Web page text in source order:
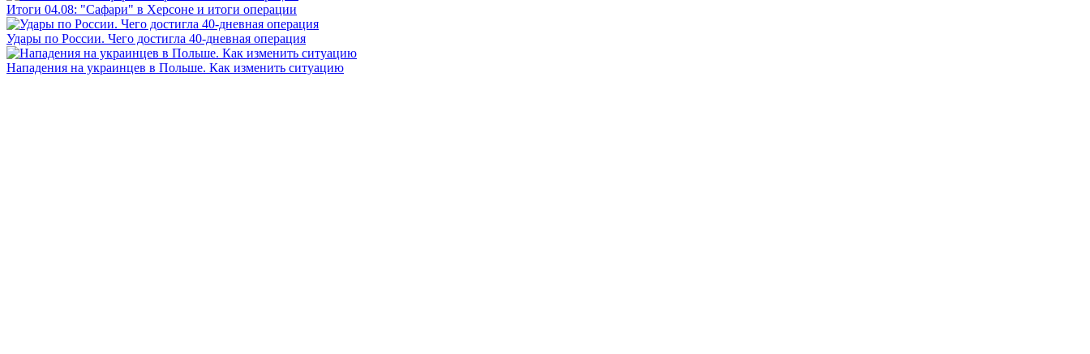
Итоги 04.08: "Сафари" в Херсоне и итоги операции
Удары по России. Чего достигла 40-дневная операция
Нападения на украинцев в Польше. Как изменить ситуацию